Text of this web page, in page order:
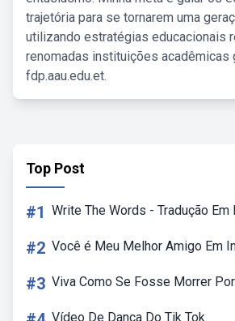
trajetória para se tornarem uma
utilizando estratégias educacionais
renomadas instituições acadêmicas
fdp.aau.edu.et.
Top Post
#1 Write The Words - Tradução Em
#2 Você é Meu Melhor Amigo Em
#3 Viva Como Se Fosse Morrer
Vídeo De Dança Do Tik Tok